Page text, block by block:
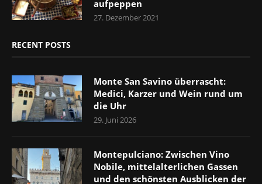
aufpeppen
27. Dezember 2021
RECENT POSTS
Monte San Savino überrascht:
Medici, Karzer und Wein rund um
die Uhr
29. Juni 2026
Montepulciano: Zwischen Vino
Nobile, mittelalterlichen Gassen
und den schönsten Ausblicken der